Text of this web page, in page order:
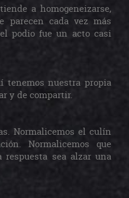
a homogeneizarse,
parecen cada vez más
podio fue un acto casi
tenemos nuestra propia
y de compartir.
Normalicemos el culín
Normalicemos que
respuesta sea alzar una